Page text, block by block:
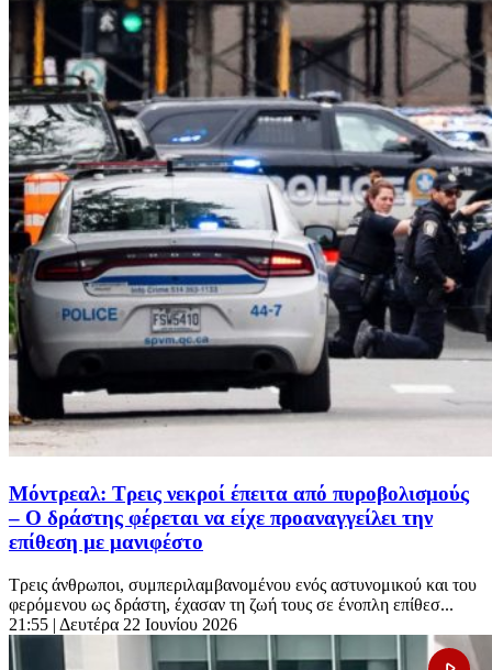
Μόντρεαλ: Τρεις νεκροί έπειτα από πυροβολισμούς
– Ο δράστης φέρεται να είχε προαναγγείλει την
επίθεση με μανιφέστο
Τρεις άνθρωποι, συμπεριλαμβανομένου ενός αστυνομικού και του
φερόμενου ως δράστη, έχασαν τη ζωή τους σε ένοπλη επίθεσ...
21:55 | Δευτέρα 22 Ιουνίου 2026